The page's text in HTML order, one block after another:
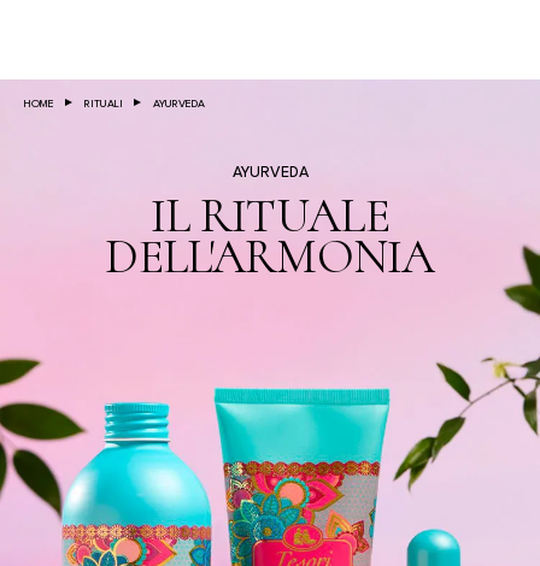
HOME RITUALI AYURVEDA
AYURVEDA
IL RITUALE
DELL'ARMONIA